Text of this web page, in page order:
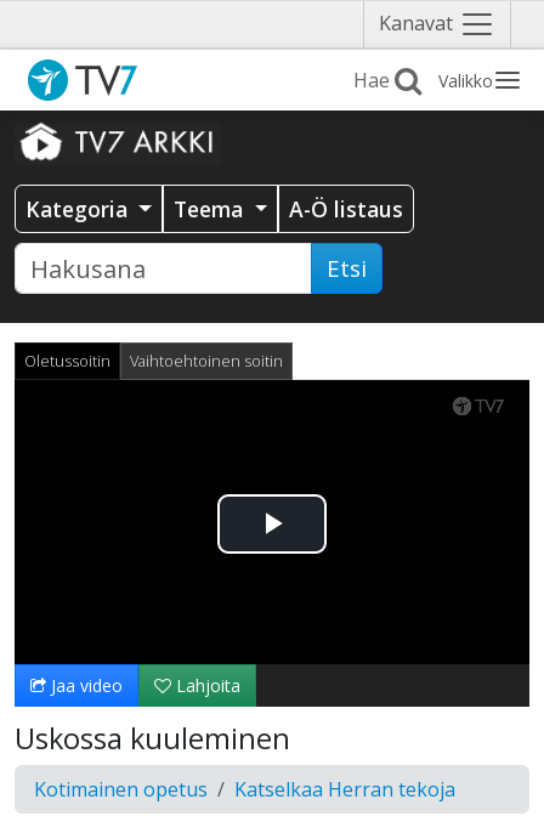
Kanavat Näytä
valikko
Valikko
Kategoria Teema A-Ö listaus
Etsi
Oletussoitin Vaihtoehtoinen soitin
Toista
Jaa video Lahjoita
Uskossa kuuleminen
Kotimainen opetus Katselkaa Herran tekoja